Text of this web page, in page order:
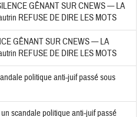
GÊNANT SUR CNEWS — LA
REFUSE DE DIRE LES MOTS
GÊNANT SUR CNEWS — LA
REFUSE DE DIRE LES MOTS
politique anti-juif passé sous
scandale politique anti-juif passé